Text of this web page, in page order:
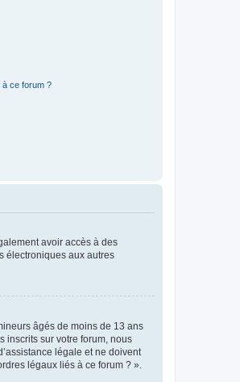
à ce forum ?
avoir accès à des
électroniques aux autres
âgés de moins de 13 ans
inscrits sur votre forum, nous
légale et ne doivent
légaux liés à ce forum ? ».